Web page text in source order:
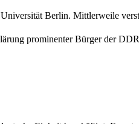
Berlin. Mittlerweile
prominenter Bürger der